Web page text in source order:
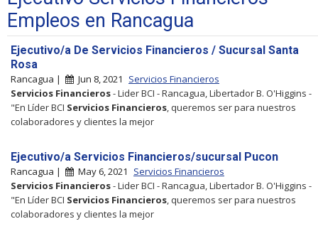
Empleos en Rancagua
Ejecutivo/a De Servicios Financieros / Sucursal Santa
Rosa
Rancagua | Jun 8, 2021
Servicios Financieros
Servicios Financieros- Lider BCI - Rancagua, Libertador B. O'Higgins -
"En Líder BCI Servicios Financieros , queremos ser para nuestros
colaboradores y clientes la mejor
Ejecutivo/a Servicios Financieros/sucursal Pucon
Rancagua | May 6, 2021
Servicios Financieros
Servicios Financieros- Lider BCI - Rancagua, Libertador B. O'Higgins -
"En Líder BCI Servicios Financieros , queremos ser para nuestros
colaboradores y clientes la mejor